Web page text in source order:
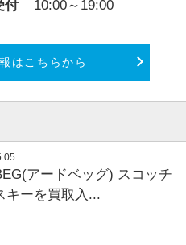
付 10:00～19:00
はこちらから
アードベッグ) スコッチ
キーを買取入...